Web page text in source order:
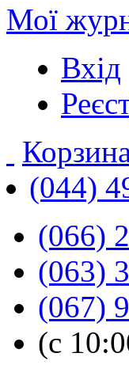
Мої
Вхід
(044)
(066)
(063)
(067)
(с